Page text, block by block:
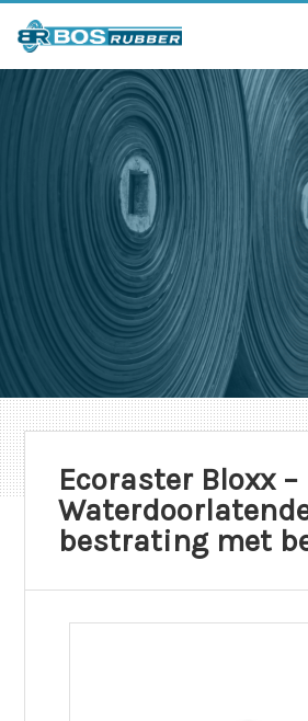
Ecoraster Bloxx –
bestrating met